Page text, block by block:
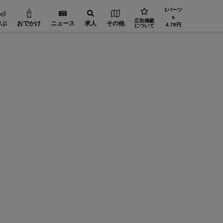
おでかけ ニュース 求人 その他
広告掲載
について
1バーツ
⇅
4.78円